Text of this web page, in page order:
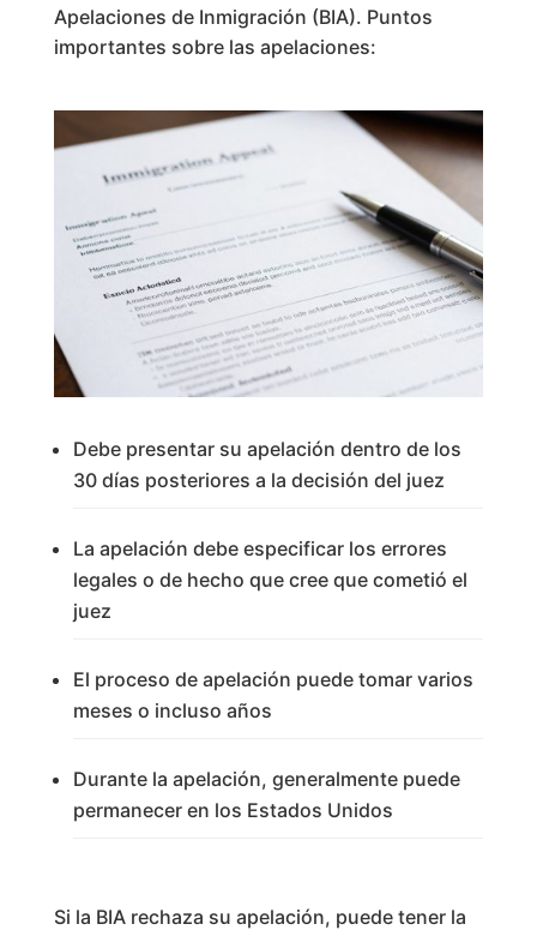
Apelaciones de Inmigración (BIA). Puntos
importantes sobre las apelaciones:
Debe presentar su apelación dentro de los
30 días posteriores a la decisión del juez
La apelación debe especificar los errores
legales o de hecho que cree que cometió el
juez
El proceso de apelación puede tomar varios
meses o incluso años
Durante la apelación, generalmente puede
permanecer en los Estados Unidos
Si la BIA rechaza su apelación, puede tener la